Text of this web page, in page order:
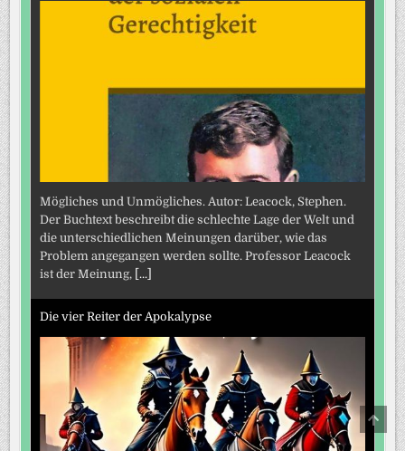
Mögliches und Unmögliches. Autor: Leacock, Stephen.
Der Buchtext beschreibt die schlechte Lage der Welt und
die unterschiedlichen Meinungen darüber, wie das
Problem angegangen werden sollte. Professor Leacock
ist der Meinung, [...]
Die vier Reiter der Apokalypse
TO
TOP